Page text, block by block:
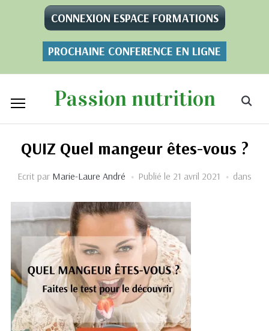
CONNEXION ESPACE FORMATIONS
PROCHAINE CONFERENCE EN LIGNE
Passion nutrition
QUIZ Quel mangeur êtes-vous ?
Ecrit par Marie-Laure André Publié le 21 avril 2021 dans